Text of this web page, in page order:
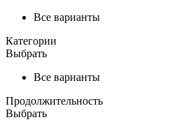
Все варианты
Категории
Выбрать
Все варианты
Продолжительность
Выбрать